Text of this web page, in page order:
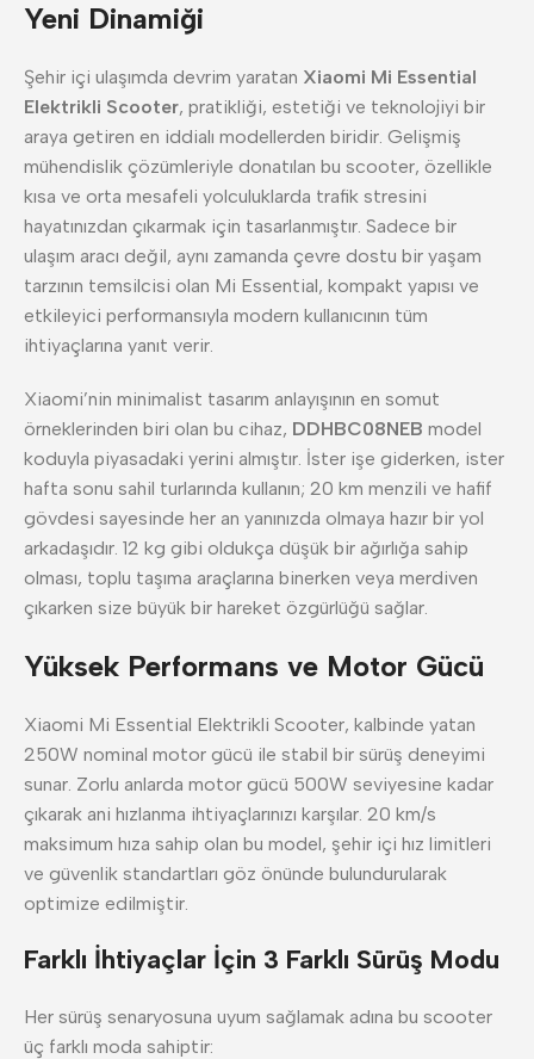
Yeni Dinamiği
Şehir içi ulaşımda devrim yaratan Xiaomi Mi Essential
Elektrikli Scooter, pratikliği, estetiği ve teknolojiyi bir
araya getiren en iddialı modellerden biridir. Gelişmiş
mühendislik çözümleriyle donatılan bu scooter, özellikle
kısa ve orta mesafeli yolculuklarda trafik stresini
hayatınızdan çıkarmak için tasarlanmıştır. Sadece bir
ulaşım aracı değil, aynı zamanda çevre dostu bir yaşam
tarzının temsilcisi olan Mi Essential, kompakt yapısı ve
etkileyici performansıyla modern kullanıcının tüm
ihtiyaçlarına yanıt verir.
Xiaomi’nin minimalist tasarım anlayışının en somut
örneklerinden biri olan bu cihaz, DDHBC08NEB model
koduyla piyasadaki yerini almıştır. İster işe giderken, ister
hafta sonu sahil turlarında kullanın; 20 km menzili ve hafif
gövdesi sayesinde her an yanınızda olmaya hazır bir yol
arkadaşıdır. 12 kg gibi oldukça düşük bir ağırlığa sahip
olması, toplu taşıma araçlarına binerken veya merdiven
çıkarken size büyük bir hareket özgürlüğü sağlar.
Yüksek Performans ve Motor Gücü
Xiaomi Mi Essential Elektrikli Scooter, kalbinde yatan
250W nominal motor gücü ile stabil bir sürüş deneyimi
sunar. Zorlu anlarda motor gücü 500W seviyesine kadar
çıkarak ani hızlanma ihtiyaçlarınızı karşılar. 20 km/s
maksimum hıza sahip olan bu model, şehir içi hız limitleri
ve güvenlik standartları göz önünde bulundurularak
optimize edilmiştir.
Farklı İhtiyaçlar İçin 3 Farklı Sürüş Modu
Her sürüş senaryosuna uyum sağlamak adına bu scooter
üç farklı moda sahiptir: